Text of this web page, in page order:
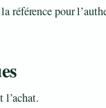
référence pour
l’achat.